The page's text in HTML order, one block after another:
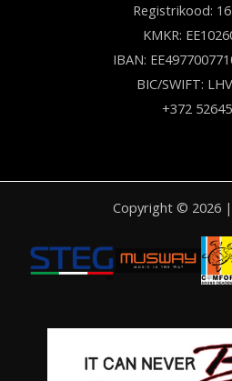
Registrikood:
KMKR:
IBAN:
BIC/SWIFT:
+372
Copyright © 2026